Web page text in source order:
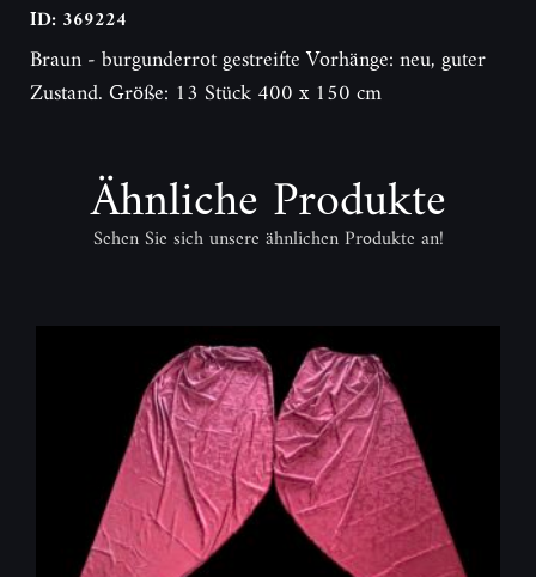
ID: 369224
Braun - burgunderrot gestreifte Vorhänge: neu, guter
Zustand. Größe: 13 Stück 400 x 150 cm
Ähnliche Produkte
Sehen Sie sich unsere ähnlichen Produkte an!